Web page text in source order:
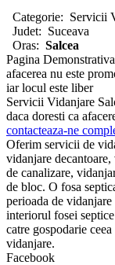
Categorie: Servicii
Judet: Suceava
Oras: Salcea
Pagina Demonstrativa
afacerea nu este
iar locul este liber
Servicii Vidanjare
daca doresti ca
contacteaza-ne
Oferim servicii de
vidanjare
de canalizare,
de bloc. O fosa
perioada de
interiorul fosei
catre gospodarie
vidanjare.
Facebook